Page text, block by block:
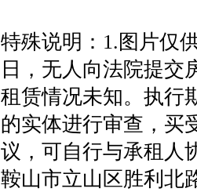
特殊说明：1.图片仅
日，无人向法院提交
租赁情况未知。执行
的实体进行审查，买
议，可自行与承租人
鞍山市立山区胜利北